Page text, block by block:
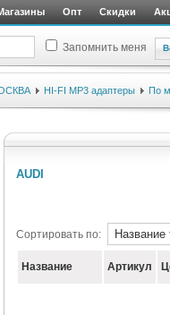
Опт Скидки
Запомнить меня
HI-FI MP3 адаптеры По
AUDI
Сортировать по:
Название Артикул